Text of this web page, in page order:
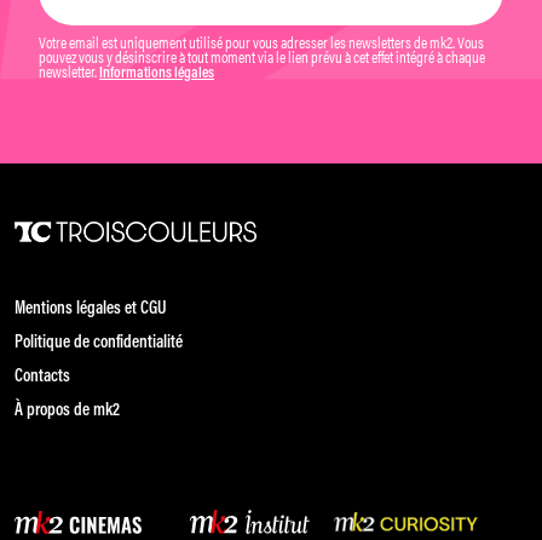
Votre email est uniquement utilisé pour vous adresser les newsletters de mk2. Vous
pouvez vous y désinscrire à tout moment via le lien prévu à cet effet intégré à chaque
newsletter. Informations légales
Mentions légales et CGU
Politique de confidentialité
Contacts
À propos de mk2